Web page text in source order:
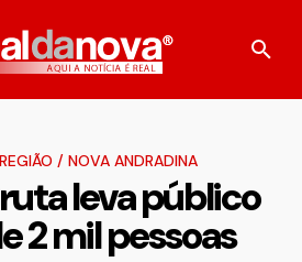
/ NOVA ANDRADINA
leva público
2 mil pessoas